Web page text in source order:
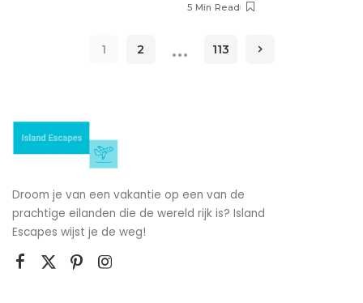
5 Min Read
1 2 … 113
Droom je van een vakantie op een van de
prachtige eilanden die de wereld rijk is? Island
Escapes wijst je de weg!